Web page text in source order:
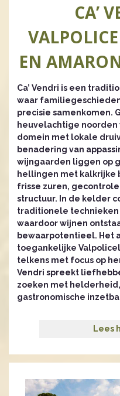
CA’
EN
Ca’ Vendri is een
waar
precisie samenkomen.
heuvelachtige noorden
domein met lokale
benadering van
wijngaarden liggen op
hellingen met kalkrijke
frisse zuren,
structuur. In de kelder
traditionele
waardoor wijnen
bewaarpotentieel. Het
toegankelijke
telkens met focus op
Vendri spreekt
zoeken met
gastronomische
Lees